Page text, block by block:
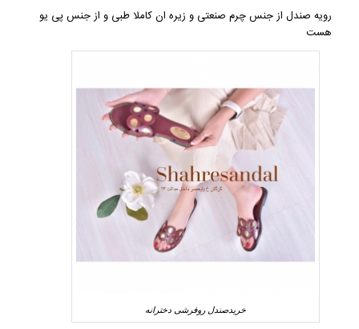
رویه صندل از جنس چرم صنعتی و زیره ان کاملا طبی و از جنس پی یو
هست
خریدصندل روفرشی دخترانه